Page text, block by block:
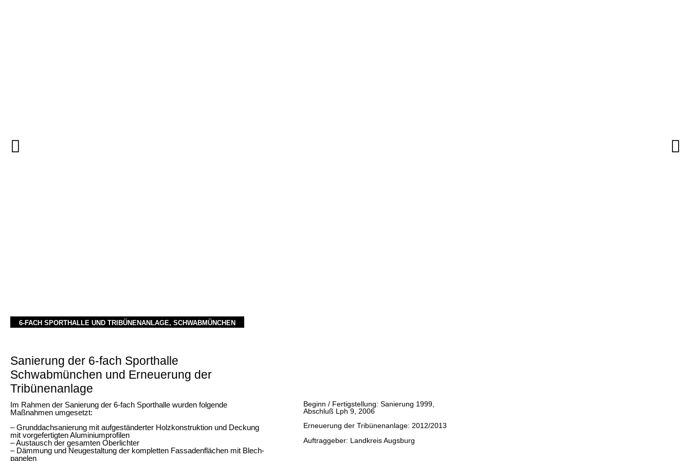
6-FACH SPORTHALLE UND TRIBÜNENANLAGE, SCHWABMÜNCHEN
Sanierung der 6-fach Sporthalle
Schwabmünchen und Erneuerung der
Tribünenanlage
Im Rahmen der Sanierung der 6-fach Sporthalle wurden folgende
Maßnahmen umgesetzt:
– Grunddachsanierung mit aufgeständerter Holzkonstruktion und Deckung
mit vorgefertigten Aluminiumprofilen
– Austausch der gesamten Oberlichter
– Dämmung und Neugestaltung der kompletten Fassadenflächen mit Blech-
panelen
Beginn / Fertigstellung: Sanierung 1999,
Abschluß Lph 9, 2006
Erneuerung der Tribünenanlage: 2012/2013
Auftraggeber: Landkreis Augsburg